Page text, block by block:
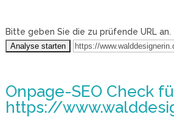
Bitte geben Sie die zu prüfende URL an.
Onpage-SEO Check
https://